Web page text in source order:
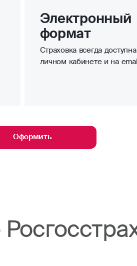
Электронный
формат
Страховка всегда
личном кабинете и на
Оформить